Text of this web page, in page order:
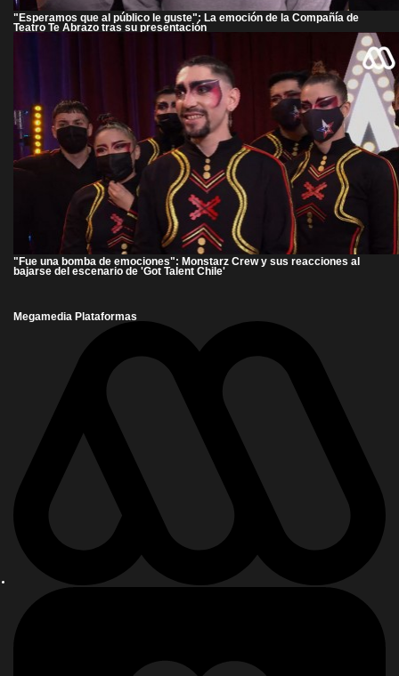
"Esperamos que al público le guste": La emoción de la Compañía de
Teatro Te Abrazo tras su presentación
"Fue una bomba de emociones": Monstarz Crew y sus reacciones al
bajarse del escenario de 'Got Talent Chile'
Megamedia Plataformas